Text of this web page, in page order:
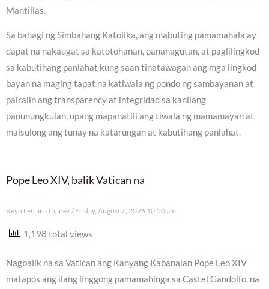
Mantillas.
Sa bahagi ng Simbahang Katolika, ang mabuting pamamahala ay
dapat na nakaugat sa katotohanan, pananagutan, at paglilingkod
sa kabutihang panlahat kung saan tinatawagan ang mga lingkod-
bayan na maging tapat na katiwala ng pondo ng sambayanan at
pairalin ang transparency at integridad sa kanilang
panunungkulan, upang mapanatili ang tiwala ng mamamayan at
maisulong ang tunay na katarungan at kabutihang panlahat.
Pope Leo XIV, balik Vatican na
Reyn Letran - Ibañez Friday, August 7, 2026 10:50 am
1,198 total views
Nagbalik na sa Vatican ang Kanyang Kabanalan Pope Leo XIV
matapos ang ilang linggong pamamahinga sa Castel Gandolfo, na